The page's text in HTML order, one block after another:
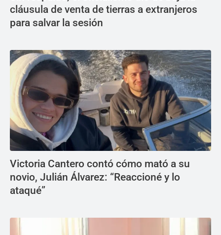
cláusula de venta de tierras a extranjeros
para salvar la sesión
Victoria Cantero contó cómo mató a su
novio, Julián Álvarez: “Reaccioné y lo
ataqué”